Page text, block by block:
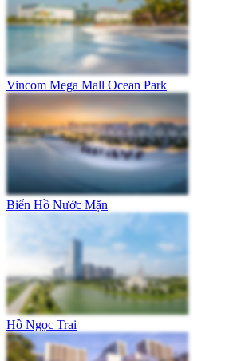
Vincom Mega Mall Ocean Park
Biển Hồ Nước Mặn
Hồ Ngọc Trai